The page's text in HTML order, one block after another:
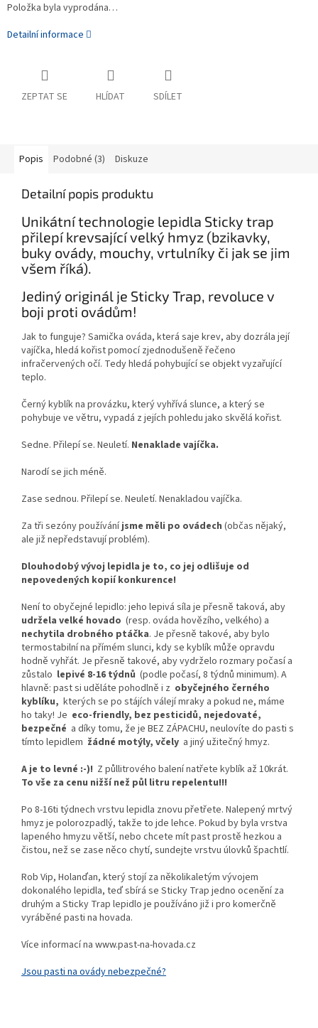
Položka byla vyprodána…
Detailní informace
ZEPTAT SE HLÍDAT SDÍLET
Popis Podobné (3) Diskuze
Detailní popis produktu
Unikátní technologie lepidla Sticky trap
přilepí krevsající velký hmyz (bzikavky,
buky ovády, mouchy, vrtulníky či jak se jim
všem říká).
Jediný originál je Sticky Trap, revoluce v
boji proti ovádům!
Jak to funguje? Samička ováda, která saje krev, aby dozrála její
vajíčka, hledá kořist pomocí zjednodušeně řečeno
infračervených očí. Tedy hledá pohybující se objekt vyzařující
teplo.
Černý kyblík na provázku, který vyhřívá slunce, a který se
pohybuje ve větru, vypadá z jejích pohledu jako skvělá kořist.
Sedne. Přilepí se. Neuletí. Nenaklade vajíčka.
Narodí se jich méně.
Zase sednou. Přilepí se. Neuletí. Nenakladou vajíčka.
Za tři sezóny používáníjsme měli po ovádech (občas nějaký,
ale již nepředstavují problém).
Dlouhodobý vývoj lepidla je to, co jej odlišuje od
nepovedených kopií konkurence!
Není to obyčejné lepidlo: jeho lepivá síla je přesně taková, aby
udržela velké hovado (resp. ováda hovězího, velkého) a
nechytila drobného ptáčka. Je přesně takové, aby bylo
termostabilní na přímém slunci, kdy se kyblík může opravdu
hodně vyhřát. Je přesně takové, aby vydrželo rozmary počasí a
zůstalo lepivé 8-16 týdnů (podle počasí, 8 týdnů minimum). A
hlavně: past si uděláte pohodlně i z obyčejného černého
kyblíku, kterých se po stájích válejí mraky a pokud ne, máme
ho taky! Je eco-friendly, bez pesticidů, nejedovaté,
bezpečné a díky tomu, že je BEZ ZÁPACHU, neulovíte do pasti s
tímto lepidlem žádné motýly, včely a jiný užitečný hmyz.
A je to levné :-)! Z půllitrového balení natřete kyblík až 10krát.
To vše za cenu nižší než půl litru repelentu!!!
Po 8-16ti týdnech vrstvu lepidla znovu přetřete. Nalepený mrtvý
hmyz je polorozpadlý, takže to jde lehce. Pokud by byla vrstva
lapeného hmyzu větší, nebo chcete mít past prostě hezkou a
čistou, než se zase něco chytí, sundejte vrstvu úlovků špachtlí.
Rob Vip, Holanďan, který stojí za několikaletým vývojem
dokonalého lepidla, teď sbírá se Sticky Trap jedno ocenění za
druhým a Sticky Trap lepidlo je používáno již i pro komerčně
vyráběné pasti na hovada.
Více informací na www.past-na-hovada.cz
Jsou pasti na ovády nebezpečné?